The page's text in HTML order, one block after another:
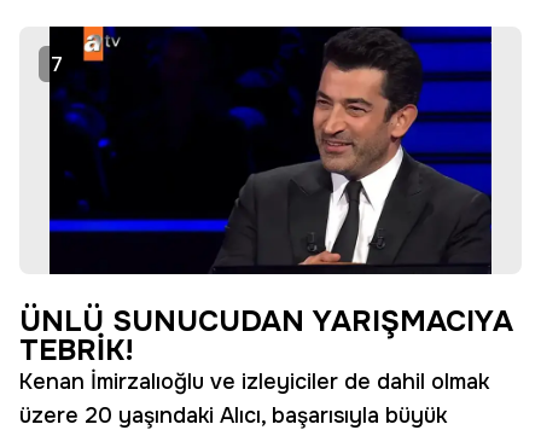
7
ÜNLÜ SUNUCUDAN YARIŞMACIYA
TEBRİK!
Kenan İmirzalıoğlu ve izleyiciler de dahil olmak
üzere 20 yaşındaki Alıcı, başarısıyla büyük